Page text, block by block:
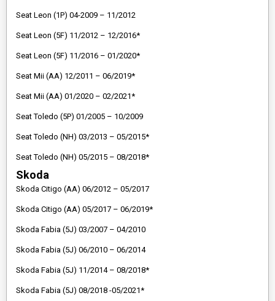
Seat Leon (1P) 04-2009 – 11/2012
Seat Leon (5F) 11/2012 – 12/2016*
Seat Leon (5F) 11/2016 – 01/2020*
Seat Mii (AA) 12/2011 – 06/2019*
Seat Mii (AA) 01/2020 – 02/2021*
Seat Toledo (5P) 01/2005 – 10/2009
Seat Toledo (NH) 03/2013 – 05/2015*
Seat Toledo (NH) 05/2015 – 08/2018*
Skoda
Skoda Citigo (AA) 06/2012 – 05/2017
Skoda Citigo (AA) 05/2017 – 06/2019*
Skoda Fabia (5J) 03/2007 – 04/2010
Skoda Fabia (5J) 06/2010 – 06/2014
Skoda Fabia (5J) 11/2014 – 08/2018*
Skoda Fabia (5J) 08/2018 -05/2021*